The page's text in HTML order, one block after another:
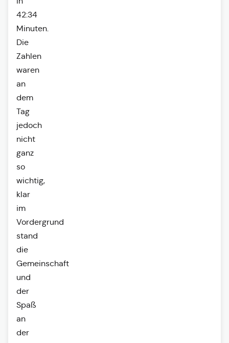
42:34
Minuten.
Die
Zahlen
waren
an
dem
Tag
jedoch
nicht
ganz
so
wichtig,
klar
im
Vordergrund
stand
die
Gemeinschaft
und
der
Spaß
an
der